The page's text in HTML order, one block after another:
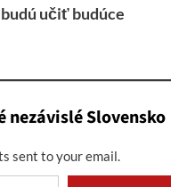
učiť budúce
nezávislé Slovensko
sent to your email.